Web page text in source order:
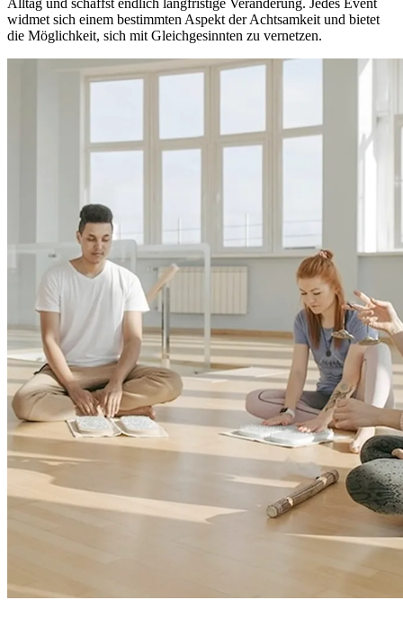
widmet sich einem bestimmten Aspekt der Achtsamkeit und bietet
die Möglichkeit, sich mit Gleichgesinnten zu vernetzen.